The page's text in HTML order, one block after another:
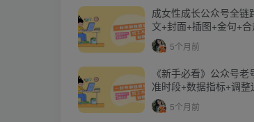
成女性成长公众号全链
文+封面+插图+金句+
5个月前
《新手必看》公众号
准时段+数据指标+调整
5个月前